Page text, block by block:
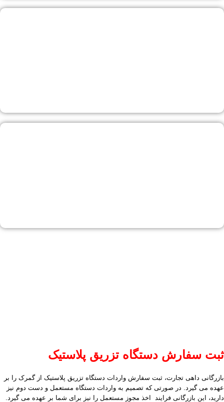
ثبت سفارش دستگاه تزریق پلاستیک
بازرگانی داهی تجارت، ثبت سفارش واردات دستگاه تزریق پلاستیک از گمرک را بر
عهده می گیرد. در صورتی که تصمیم به واردات دستگاه مستعمل و دست دوم نیز
دارید، این بازرگانی فرایند اخذ مجوز مستعمل را نیز برای شما بر عهده می گیرد.